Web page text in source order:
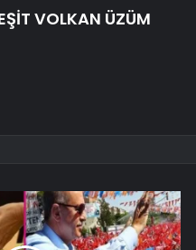
VOLKAN ÜZÜM